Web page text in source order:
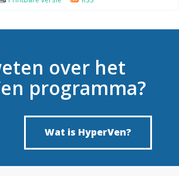
over het
programma?
Wat is HyperVen?